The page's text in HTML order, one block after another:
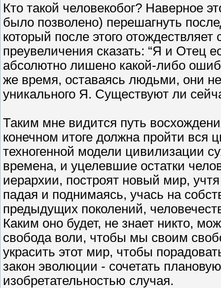
Кто такой человекобог? Наверное
было позволено) перешагнуть
который после этого
преувеличения сказать: “Я и Отец
абсолютно лишено какой-либо
же время, оставаясь людьми, они
уникального Я. Существуют ли
Таким мне видится путь
конечном итоге должна пройти
техногенной модели цивилизации
времена, и уцелевшие остатки
иерархии, построят новый мир,
падая и поднимаясь, учась на
предыдущих поколений,
Каким оно будет, не знает никто,
свобода воли, чтобы мы своим
украсить этот мир, чтобы
закон эволюции - сочетать
изобретательностью случая.